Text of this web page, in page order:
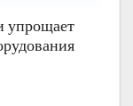
упрощает